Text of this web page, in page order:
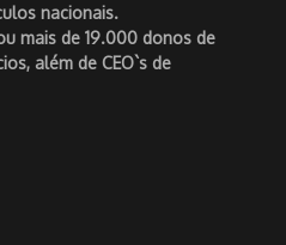
nacionais.
mais de 19.000 donos de
além de CEO`s de